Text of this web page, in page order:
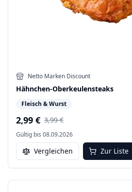
Netto Marken Discount
Hähnchen-Oberkeulensteaks
Fleisch & Wurst
2,99 € 3,99 €
Gültig bis 08.09.2026
Vergleichen Zur Liste